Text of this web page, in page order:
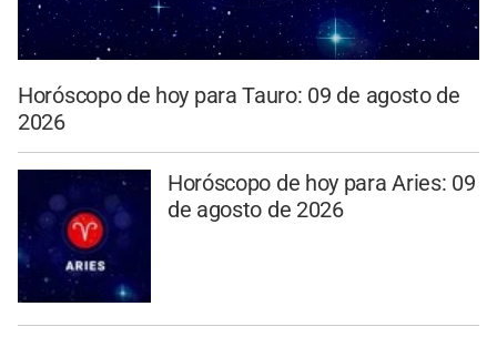
Horóscopo de hoy para Tauro: 09 de agosto de
2026
Horóscopo de hoy para Aries: 09
de agosto de 2026